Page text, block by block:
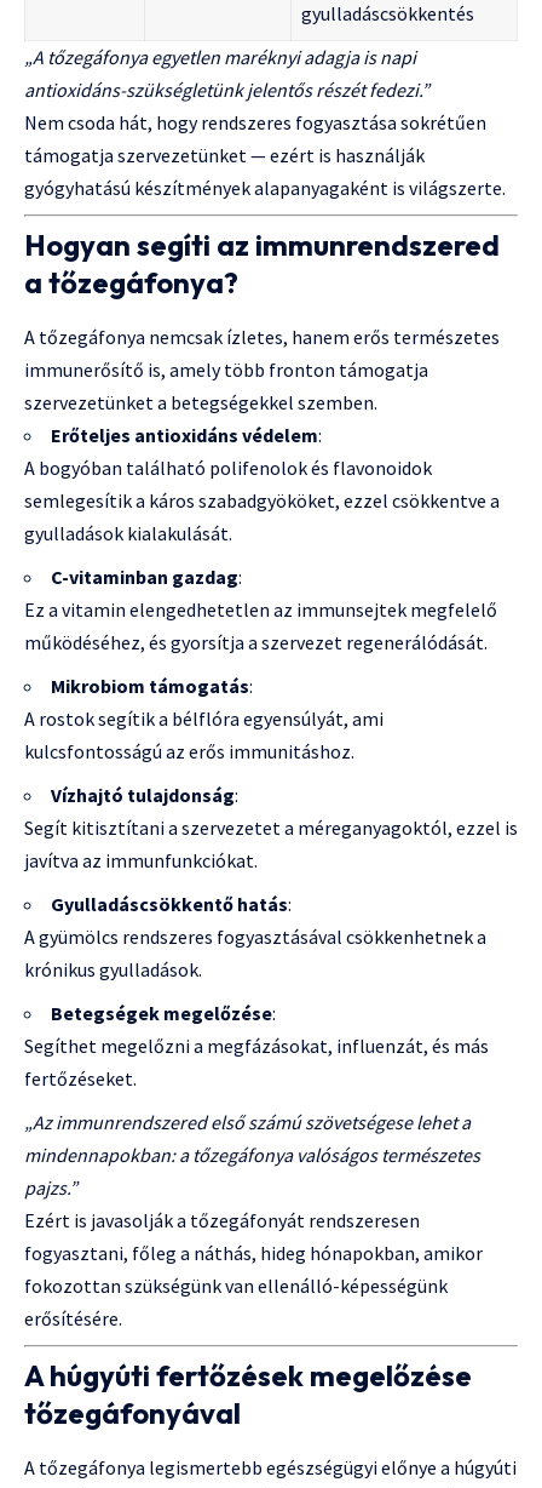
gyulladáscsökkentés
„A tőzegáfonya egyetlen maréknyi adagja is napi
antioxidáns-szükségletünk jelentős részét fedezi.”
Nem csoda hát, hogy rendszeres fogyasztása sokrétűen
támogatja szervezetünket — ezért is használják
gyógyhatású készítmények alapanyagaként is világszerte.
Hogyan segíti az immunrendszered
a tőzegáfonya?
A tőzegáfonya nemcsak ízletes, hanem erős természetes
immunerősítő is, amely több fronton támogatja
szervezetünket a betegségekkel szemben.
Erőteljes antioxidáns védelem:
A bogyóban található polifenolok és flavonoidok
semlegesítik a káros szabadgyököket, ezzel csökkentve a
gyulladások kialakulását.
C-vitaminban gazdag:
Ez a vitamin elengedhetetlen az immunsejtek megfelelő
működéséhez, és gyorsítja a szervezet regenerálódását.
Mikrobiom támogatás:
A rostok segítik a bélflóra egyensúlyát, ami
kulcsfontosságú az erős immunitáshoz.
Vízhajtó tulajdonság:
Segít kitisztítani a szervezetet a méreganyagoktól, ezzel is
javítva az immunfunkciókat.
Gyulladáscsökkentő hatás:
A gyümölcs rendszeres fogyasztásával csökkenhetnek a
krónikus gyulladások.
Betegségek megelőzése:
Segíthet megelőzni a megfázásokat, influenzát, és más
fertőzéseket.
„Az immunrendszered első számú szövetségese lehet a
mindennapokban: a tőzegáfonya valóságos természetes
pajzs.”
Ezért is javasolják a tőzegáfonyát rendszeresen
fogyasztani, főleg a náthás, hideg hónapokban, amikor
fokozottan szükségünk van ellenálló-képességünk
erősítésére.
A húgyúti fertőzések megelőzése
tőzegáfonyával
A tőzegáfonya legismertebb egészségügyi előnye a húgyúti